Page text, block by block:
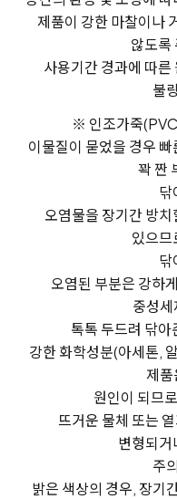
제품이 강한 마찰이나
않도록
사용기간 경과에 따른
불
※ 인조가죽
이물질이 묻었을 경우
꽉 짠
닦
오염물을 장기간 방
있으므
닦
오염된 부분은 강하
중성세
톡톡 두드려 닦아
강한 화학성분(아세톤,
제품
원인이 되므로
뜨거운 물체 또는
변형되거
주
밝은 색상의 경우, 장기